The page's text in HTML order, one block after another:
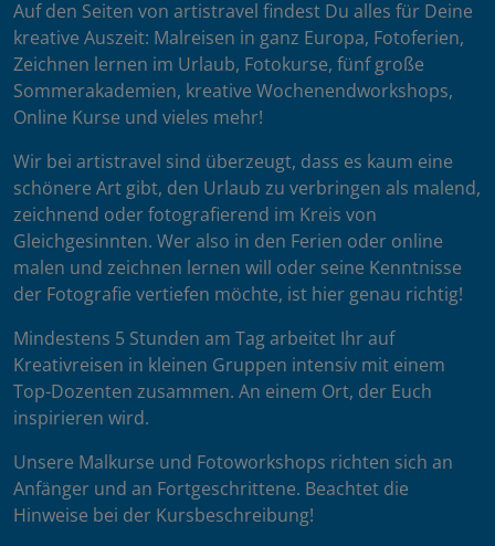
Auf den Seiten von artistravel findest Du alles für Deine
kreative Auszeit: Malreisen in ganz Europa, Fotoferien,
Zeichnen lernen im Urlaub, Fotokurse, fünf große
Sommerakademien, kreative Wochenendworkshops,
Online Kurse und vieles mehr!
Wir bei artistravel sind überzeugt, dass es kaum eine
schönere Art gibt, den Urlaub zu verbringen als malend,
zeichnend oder fotografierend im Kreis von
Gleichgesinnten. Wer also in den Ferien oder online
malen und zeichnen lernen will oder seine Kenntnisse
der Fotografie vertiefen möchte, ist hier genau richtig!
Mindestens 5 Stunden am Tag arbeitet Ihr auf
Kreativreisen in kleinen Gruppen intensiv mit einem
Top-Dozenten zusammen. An einem Ort, der Euch
inspirieren wird.
Unsere Malkurse und Fotoworkshops richten sich an
Anfänger und an Fortgeschrittene. Beachtet die
Hinweise bei der Kursbeschreibung!